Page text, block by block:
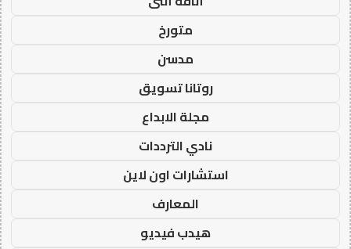
متورخ
مدسن
روتانا تسويق
مجلة الابداع
نادي الترددات
استشارات اون لاين
المعارف
هيدب فيديو